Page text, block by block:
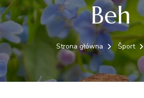
Beh
Strona główna Šport